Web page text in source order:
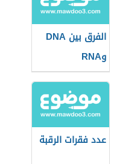
الفرق بين DNA
وRNA
عدد فقرات الرقبة